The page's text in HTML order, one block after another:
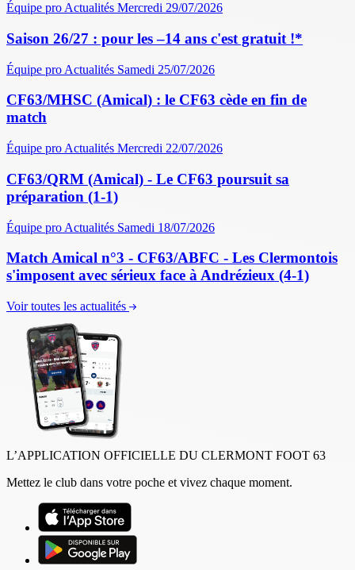
Équipe pro Actualités Mercredi 29/07/2026
Saison 26/27 : pour les –14 ans c'est gratuit !*
Équipe pro Actualités Samedi 25/07/2026
CF63/MHSC (Amical) : le CF63 cède en fin de
match
Équipe pro Actualités Mercredi 22/07/2026
CF63/QRM (Amical) - Le CF63 poursuit sa
préparation (1-1)
Équipe pro Actualités Samedi 18/07/2026
Match Amical n°3 - CF63/ABFC - Les Clermontois
s'imposent avec sérieux face à Andrézieux (4-1)
Voir toutes les actualités
L’APPLICATION OFFICIELLE DU CLERMONT FOOT 63
Mettez le club dans votre poche et vivez chaque moment.